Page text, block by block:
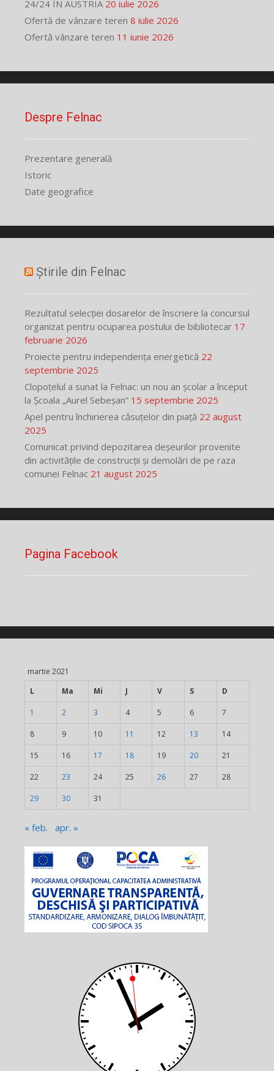
24/24 ÎN AUSTRIA 20 iulie 2026
Ofertă de vânzare teren 8 iulie 2026
Ofertă vânzare teren 11 iunie 2026
Despre Felnac
Prezentare generală
Istoric
Date geografice
Știrile din Felnac
Rezultatul selecției dosarelor de înscriere la concursul
organizat pentru ocuparea postului de bibliotecar 17
februarie 2026
Proiecte pentru independența energetică 22
septembrie 2025
Clopoțelul a sunat la Felnac: un nou an școlar a început
la Școala „Aurel Sebeșan” 15 septembrie 2025
Apel pentru închirierea căsuțelor din piață 22 august
2025
Comunicat privind depozitarea deșeurilor provenite
din activitățile de construcții și demolări de pe raza
comunei Felnac 21 august 2025
Pagina Facebook
martie 2021
L
Ma Mi J V S D
1 2 3 4 5 6 7
8 9 10 11 12 13 14
15 16 17 18 19 20 21
22 23 24 25 26 27 28
29 30 31
« feb. apr. »